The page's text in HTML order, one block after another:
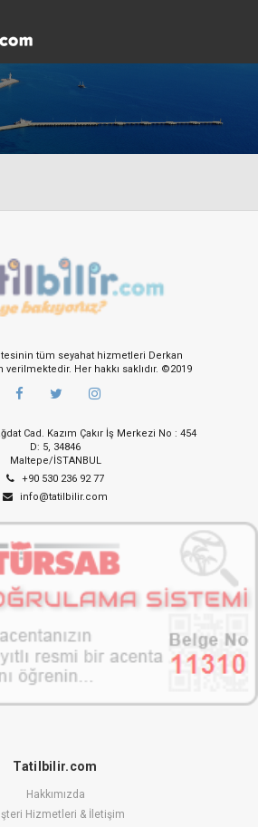
tüm seyahat hizmetleri Derkan
verilmektedir. Her hakkı saklıdır. ©2019
Cad. Kazım Çakır İş Merkezi No : 454
D: 5, 34846
Maltepe/İSTANBUL
+90 530 236 92 77
info@tatilbilir.com
Tatilbilir.com
Hakkımızda
Hizmetleri & İletişim